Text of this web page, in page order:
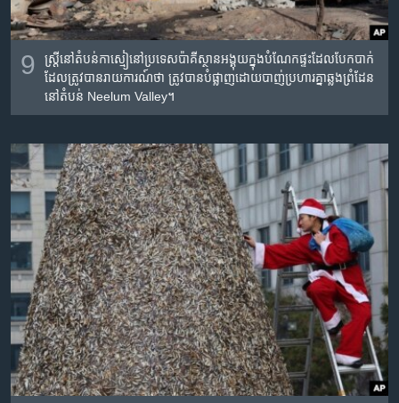
9
ស្រ្តីនៅតំបន់កាស្មៀនៅប្រទេសប៉ាគីស្ថានអង្គុយក្នុងបំណែកផ្ទះដែលបែកបាក់
ដែលត្រូវបានរាយការណ៍ថា ត្រូវបានបំផ្លាញដោយបាញ់ប្រហារគ្នាឆ្លងព្រំដែន
នៅតំបន់ Neelum Valley។